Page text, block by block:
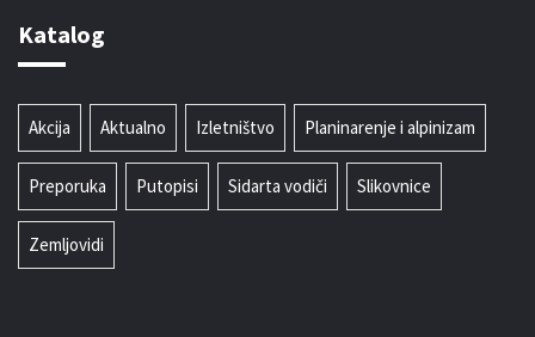
Katalog
Akcija Aktualno Izletništvo Planinarenje i alpinizam
Preporuka Putopisi Sidarta vodiči Slikovnice
Zemljovidi